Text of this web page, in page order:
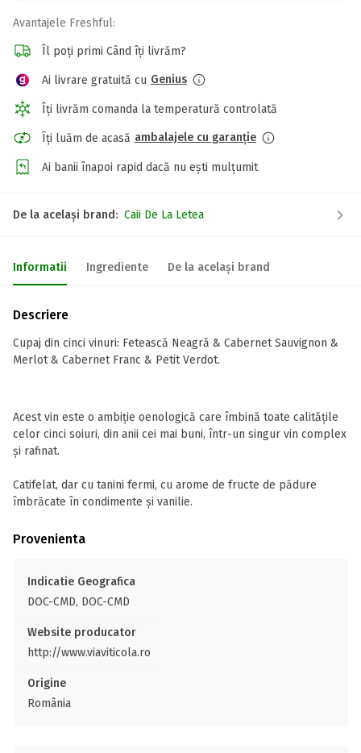
Avantajele Freshful:
Îl poți primi Când îți livrăm?
Ai livrare gratuită cu Genius
Îți livrăm comanda la temperatură controlată
Îți luăm de acasă ambalajele cu garanție
Ai banii înapoi rapid dacă nu ești mulțumit
De la același brand: Caii De La Letea
Informatii Ingrediente De la același brand
Descriere
Cupaj din cinci vinuri: Fetească Neagră & Cabernet Sauvignon &
Merlot & Cabernet Franc & Petit Verdot.
Acest vin este o ambiție oenologică care îmbină toate calitățile
celor cinci soiuri, din anii cei mai buni, într-un singur vin complex
și rafinat.
Catifelat, dar cu tanini fermi, cu arome de fructe de pădure
îmbrăcate în condimente și vanilie.
Provenienta
Indicatie Geografica
DOC-CMD, DOC-CMD
Website producator
http://www.viaviticola.ro
Origine
România